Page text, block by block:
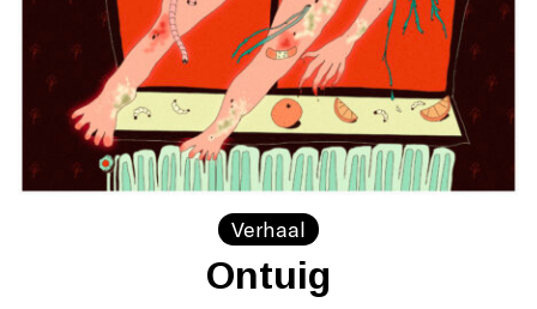
Verhaal
Ontuig